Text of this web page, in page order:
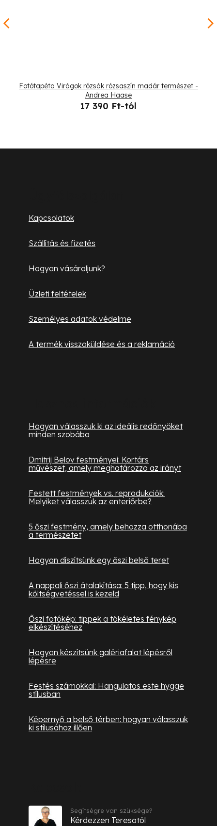
Fotótapéta Virágok rózsák rózsaszín madár természet -
Andrea Haase
17 390 Ft-tól
Kapcsolatok
Szállítás és fizetés
Hogyan vásároljunk?
Üzleti feltételek
Személyes adatok védelme
A termék visszaküldése és a reklamáció
Hogyan válasszuk ki az ideális redőnyöket
minden szobába
Dmitrij Belov festményei: Kortárs
művészet, amely meghatározza az irányt
Festett festmények vs. reprodukciók:
Melyiket válasszuk az enteriőrbe?
5 őszi festmény, amely behozza otthonába
a természetet
Hogyan díszítsünk egy őszi belső teret
A nappali őszi átalakítása: 5 tipp, hogy kis
költségvetéssel is kezeld
Őszi fotókép: tippek a tökéletes fénykép
elkészítéséhez
Hogyan készítsünk galériafalat lépésről
lépésre
Festés számokkal: Hangulatos este hygge
stílusban
Képernyő a belső térben: hogyan válasszuk
ki stílusához illően
Segítségre van szüksége?
Kérdezzen Teresatól